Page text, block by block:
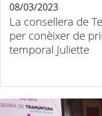
La consellera de
per conèixer de
temporal Juliette
08/03/2023